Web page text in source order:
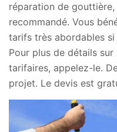
réparation de
recommandé. Vous
tarifs très abordables
Pour plus de détails
tarifaires, appelez-le.
projet. Le devis est